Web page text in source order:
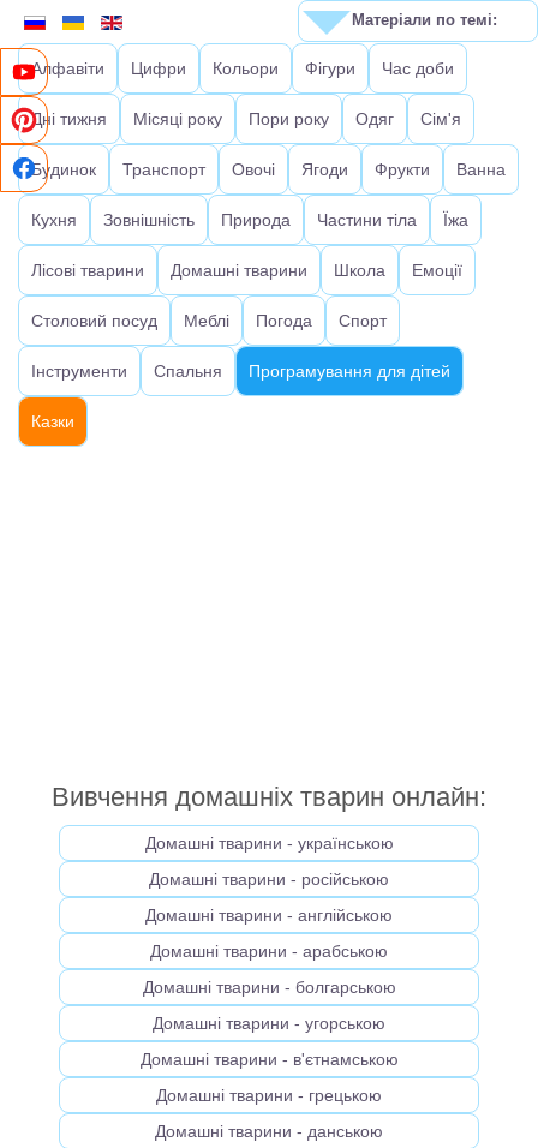
Алфавіти Цифри Кольори Фігури Час доби
Дні тижня Місяці року Пори року Одяг Сім'я
Будинок Транспорт Овочі Ягоди Фрукти Ванна
Кухня Зовнішність Природа Частини тіла Їжа
Лісові тварини Домашні тварини Школа Емоції
Столовий посуд Меблі Погода Спорт
Інструменти Спальня Програмування для дітей
Казки
Вивчення домашніх тварин онлайн:
Домашні тварини - українською
Домашні тварини - російською
Домашні тварини - англійською
Домашні тварини - арабською
Домашні тварини - болгарською
Домашні тварини - угорською
Домашні тварини - в'єтнамською
Домашні тварини - грецькою
Домашні тварини - данською
Матеріали по темі: